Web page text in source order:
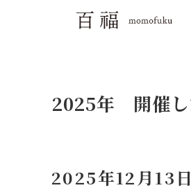
2025年 開催
2025年12月13